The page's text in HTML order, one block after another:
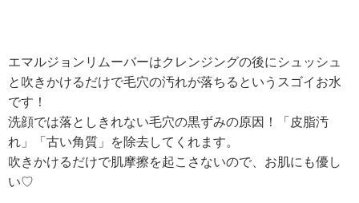
エマルジョンリムーバーはクレンジングの後にシュッシュ
と吹きかけるだけで毛穴の汚れが落ちるというスゴイお水
です！
洗顔では落としきれない毛穴の黒ずみの原因！「皮脂汚
れ」「古い角質」を除去してくれます。
吹きかけるだけで肌摩擦を起こさないので、お肌にも優し
い♡